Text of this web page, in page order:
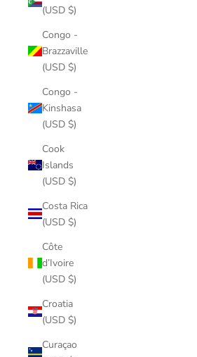
(USD $)
Congo -
Brazzaville
(USD $)
Congo -
Kinshasa
(USD $)
Cook
Islands
(USD $)
Costa Rica
(USD $)
Côte
d’Ivoire
(USD $)
Croatia
(USD $)
Curaçao